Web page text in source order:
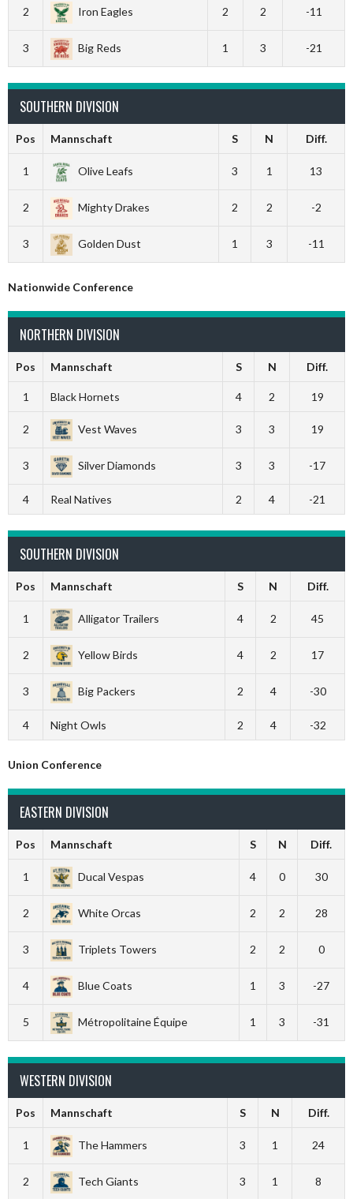
2 Iron Eagles 2 2 -11
3 Big Reds 1 3 -21
SOUTHERN DIVISION
Pos Mannschaft S N Diff.
1 Olive Leafs 3 1 13
2 Mighty Drakes 2 2 -2
3 Golden Dust 1 3 -11
Nationwide Conference
NORTHERN DIVISION
Pos Mannschaft S N Diff.
1 Black Hornets 4 2 19
2 Vest Waves 3 3 19
3 Silver Diamonds 3 3 -17
4 Real Natives 2 4 -21
SOUTHERN DIVISION
Pos Mannschaft S N Diff.
1 Alligator Trailers 4 2 45
2 Yellow Birds 4 2 17
3 Big Packers 2 4 -30
4 Night Owls 2 4 -32
Union Conference
EASTERN DIVISION
Pos Mannschaft S N Diff.
1 Ducal Vespas 4 0 30
2 White Orcas 2 2 28
3 Triplets Towers 2 2 0
4 Blue Coats 1 3 -27
5 Métropolitaine Équipe 1 3 -31
WESTERN DIVISION
Pos Mannschaft S N Diff.
1 The Hammers 3 1 24
2 Tech Giants 3 1 8